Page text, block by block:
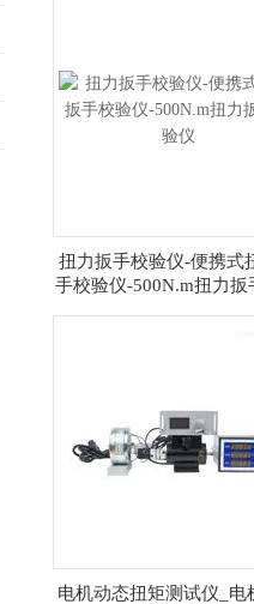
扭力扳手校验仪-便携式
手校验仪-500N.m扭力扳
电机动态扭矩测试仪_电